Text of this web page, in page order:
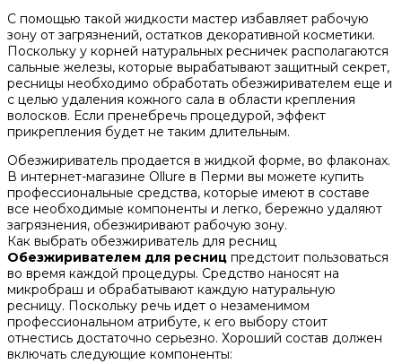
С помощью такой жидкости мастер избавляет рабочую
зону от загрязнений, остатков декоративной косметики.
Поскольку у корней натуральных ресничек располагаются
сальные железы, которые вырабатывают защитный секрет,
ресницы необходимо обработать обезжиривателем еще и
с целью удаления кожного сала в области крепления
волосков. Если пренебречь процедурой, эффект
прикрепления будет не таким длительным.
Обезжириватель продается в жидкой форме, во флаконах.
В интернет-магазине Ollure в Перми вы можете купить
профессиональные средства, которые имеют в составе
все необходимые компоненты и легко, бережно удаляют
загрязнения, обезжиривают рабочую зону.
Как выбрать обезжириватель для ресниц
Обезжиривателем для ресниц предстоит пользоваться
во время каждой процедуры. Средство наносят на
микробраш и обрабатывают каждую натуральную
ресницу. Поскольку речь идет о незаменимом
профессиональном атрибуте, к его выбору стоит
отнестись достаточно серьезно. Хороший состав должен
включать следующие компоненты: